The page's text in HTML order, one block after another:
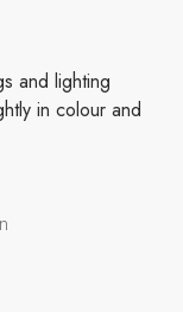
and lighting
in colour and